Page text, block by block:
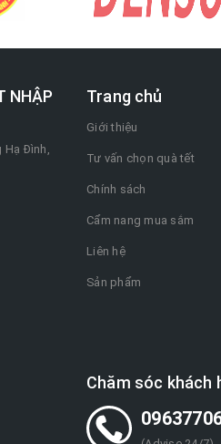
NHẬP
Hạ Đình,
Trang chủ
Giới thiệu
Tư vấn chọn quà tết
Chính sách
Cẩm nang mua sắm
Liên hệ
Sản phẩm
Chăm sóc khách